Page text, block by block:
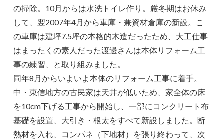
の掃除。10月からは水洗トイレ作り。厳冬期はお休み
して、翌2007年4月から車庫・兼資材倉庫の新設。こ
の車庫は建坪7.5坪の本格的木造だったため、大工仕事
はまったくの素人だった渡邊さんは本体リフォーム工
事の練習、と取り組みました。
同年8月からいよいよ本体のリフォーム工事に着手。
中・東信地方の古民家は天井が低いため、家全体の床
を10cm下げる工事から開始し、一部にコンクリート布
基礎を設置、大引き・根太をすべて新設しました。断
熱材を入れ、コンパネ（下地材）を張り終わって、次